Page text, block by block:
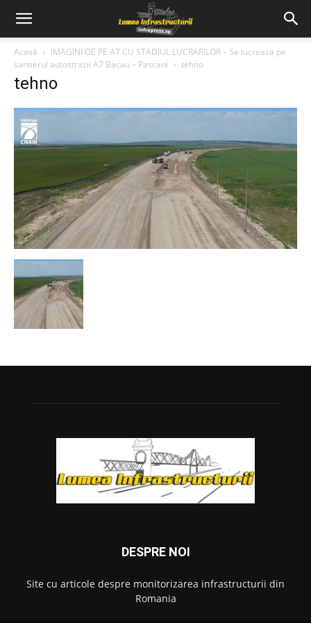
Acasă
IMAGINI DE PE A7 CU STADIUL LUCRARILOR – Se lucreaza pe
santierul autostrazii A7 Bacau – Pascani
tehno
tehno
DESPRE NOI
Site cu articole despre monitorizarea infrastructurii din
Romania